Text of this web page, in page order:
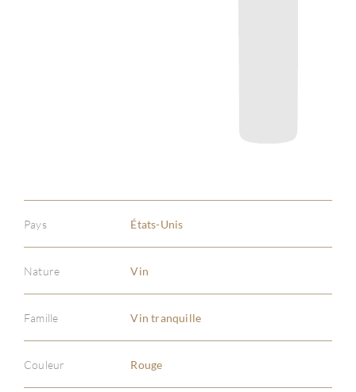
Pays États-Unis
Nature Vin
Famille Vin tranquille
Couleur Rouge